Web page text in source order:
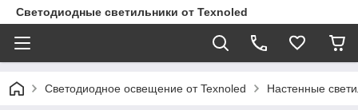
Светодиодные светильники от Texnoled
Светодиодное освещение от Texnoled Настенные